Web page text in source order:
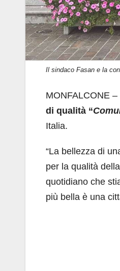
Il sindaco Fasan e la
MONFALCONE
di qualità “
Italia.
“La bellezza di
per la qualità
quotidiano che
più bella è una